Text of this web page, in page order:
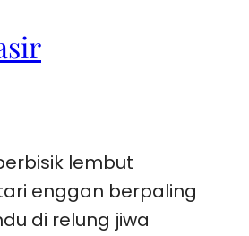
lembut
enggan berpaling
di relung jiwa